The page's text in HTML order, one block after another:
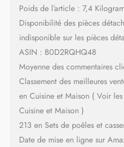
Poids de l’article : 7,4
Disponibilité des pièces
indisponible sur les pièces
ASIN : B0D2RQHQ48
Moyenne des commentaires
Classement des meilleures
en Cuisine et Maison ( Voir
Cuisine et Maison )
213 en Sets de poêles et
Date de mise en ligne sur